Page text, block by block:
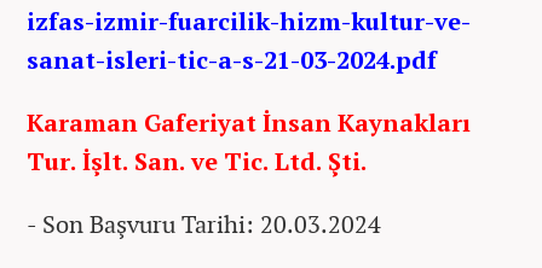
izfas-izmir-fuarcilik-hizm-kultur-ve-
sanat-isleri-tic-a-s-21-03-2024.pdf
Karaman Gaferiyat İnsan Kaynakları
Tur. İşlt. San. ve Tic. Ltd. Şti.
- Son Başvuru Tarihi: 20.03.2024